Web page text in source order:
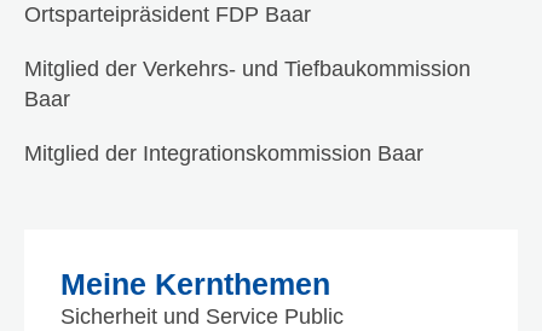
Ortsparteipräsident FDP Baar
Mitglied der Verkehrs- und Tiefbaukommission
Baar
Mitglied der Integrationskommission Baar
Meine Kernthemen
Sicherheit und Service Public